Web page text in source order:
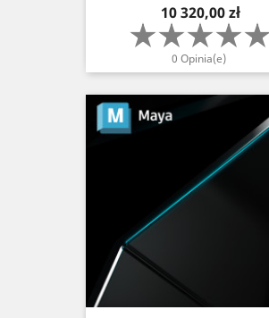
Cena
10 320,00 zł
0 Opinia(e)